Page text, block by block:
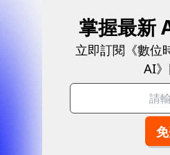
與淨利均大幅提升。蝦皮
則維持穩定現金流與獲
認證☀️100 MVP等你角逐雙
掌握最新
立即訂閱《數位
AI